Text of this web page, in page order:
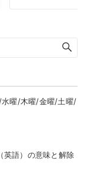
水曜/木曜/金曜/土曜/
語）の意味と解除